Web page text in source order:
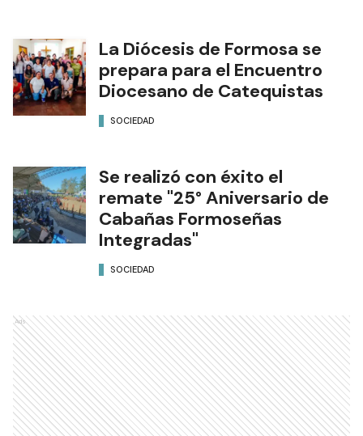
La Diócesis de Formosa se
prepara para el Encuentro
Diocesano de Catequistas
SOCIEDAD
Se realizó con éxito el
remate "25° Aniversario de
Cabañas Formoseñas
Integradas"
SOCIEDAD
Ads